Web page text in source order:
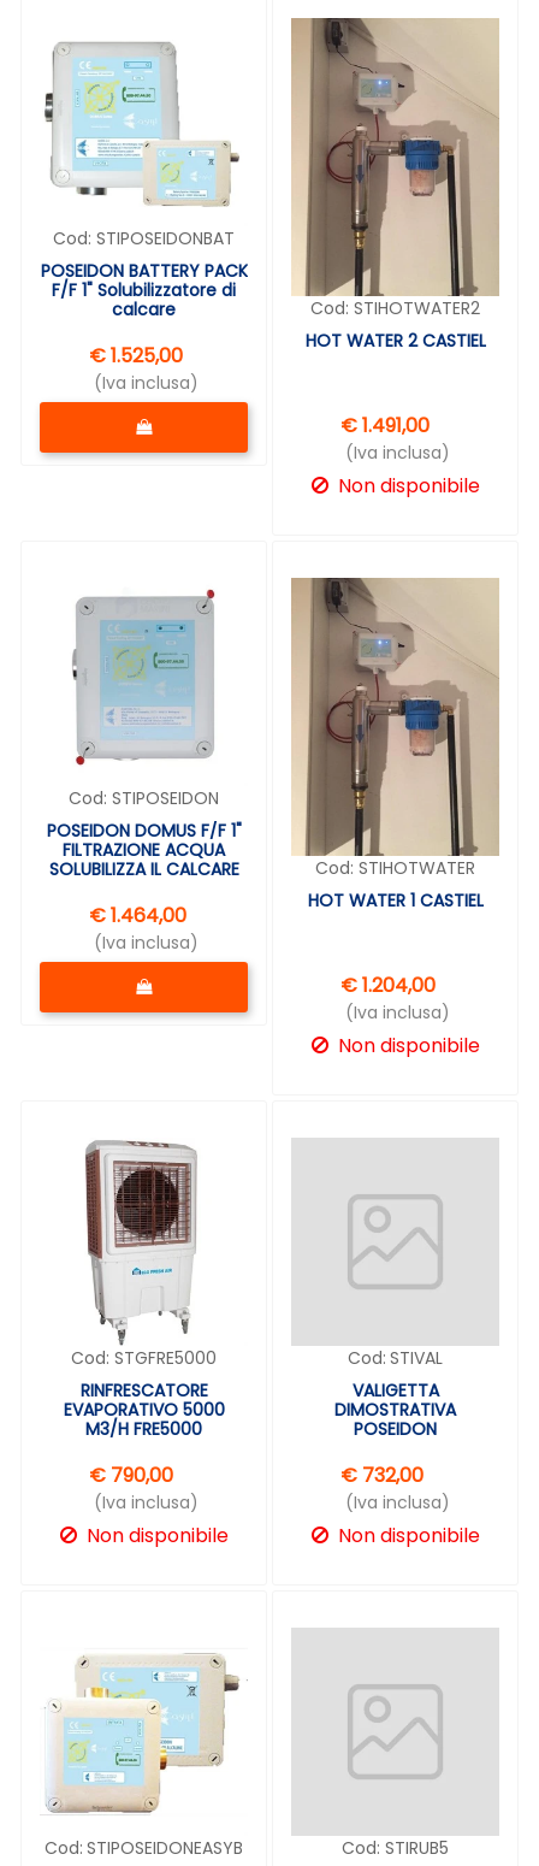
Cod: STIPOSEIDONBAT
POSEIDON BATTERY PACK
F/F 1" Solubilizzatore di
calcare
€ 1.525,00
(Iva inclusa)
Quantità
Cod: STIHOTWATER2
HOT WATER 2 CASTIEL
€ 1.491,00
(Iva inclusa)
Non disponibile
Cod: STIPOSEIDON
POSEIDON DOMUS F/F 1"
FILTRAZIONE ACQUA
SOLUBILIZZA IL CALCARE
€ 1.464,00
(Iva inclusa)
Quantità
Cod: STIHOTWATER
HOT WATER 1 CASTIEL
€ 1.204,00
(Iva inclusa)
Non disponibile
Cod: STGFRE5000
RINFRESCATORE
EVAPORATIVO 5000
M3/H FRE5000
€ 790,00
(Iva inclusa)
Non disponibile
Cod: STIVAL
VALIGETTA
DIMOSTRATIVA
POSEIDON
€ 732,00
(Iva inclusa)
Non disponibile
Cod: STIPOSEIDONEASYB
Cod: STIRUB5